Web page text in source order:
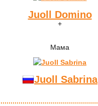
Juoll Domino
Мама
Juoll Sabrina